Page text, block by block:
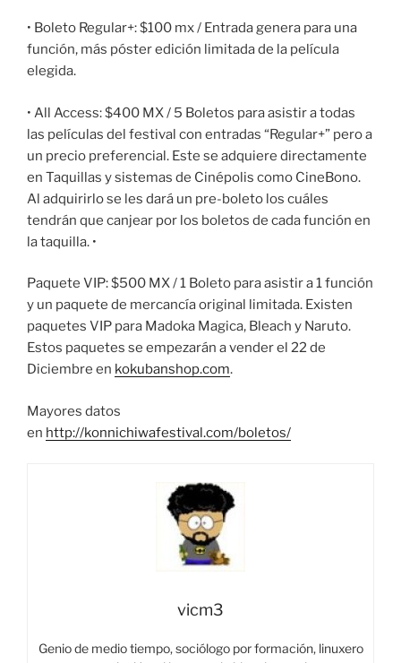
• Boleto Regular+: $100 mx / Entrada genera para una
función, más póster edición limitada de la película
elegida.
• All Access: $400 MX / 5 Boletos para asistir a todas
las películas del festival con entradas “Regular+” pero a
un precio preferencial. Este se adquiere directamente
en Taquillas y sistemas de Cinépolis como CineBono.
Al adquirirlo se les dará un pre-boleto los cuáles
tendrán que canjear por los boletos de cada función en
la taquilla. •
Paquete VIP: $500 MX / 1 Boleto para asistir a 1 función
y un paquete de mercancía original limitada. Existen
paquetes VIP para Madoka Magica, Bleach y Naruto.
Estos paquetes se empezarán a vender el 22 de
Diciembre en kokubanshop.com.
Mayores datos
en http://konnichiwafestival.com/boletos/
vicm3
Genio de medio tiempo, sociólogo por formación, linuxero